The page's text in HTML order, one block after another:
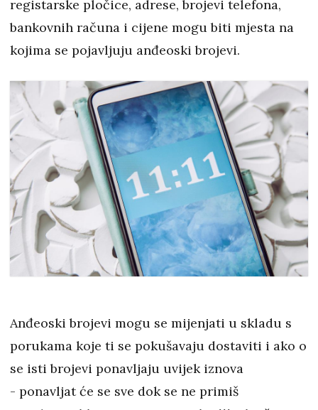
registarske pločice, adrese, brojevi telefona,
bankovnih računa i cijene mogu biti mjesta na
kojima se pojavljuju anđeoski brojevi.
Anđeoski brojevi mogu se mijenjati u skladu s
porukama koje ti se pokušavaju dostaviti i ako o
se isti brojevi ponavljaju uvijek iznova
- ponavljat će se sve dok se ne primiš